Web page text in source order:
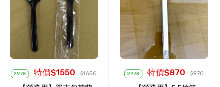
2978 特價$1550 $1650 2978 特價$870 $970